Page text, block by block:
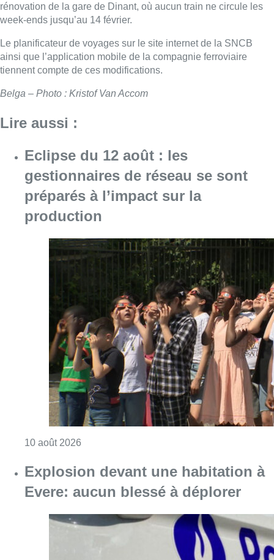
rénovation de la gare de Dinant, où aucun train ne circule les
week-ends jusqu’au 14 février.
Le planificateur de voyages sur le site internet de la SNCB
ainsi que l’application mobile de la compagnie ferroviaire
tiennent compte de ces modifications.
Belga – Photo : Kristof Van Accom
Lire aussi :
Eclipse du 12 août : les
gestionnaires de réseau se sont
préparés à l’impact sur la
production
10 août 2026
Explosion devant une habitation à
Evere: aucun blessé à déplorer